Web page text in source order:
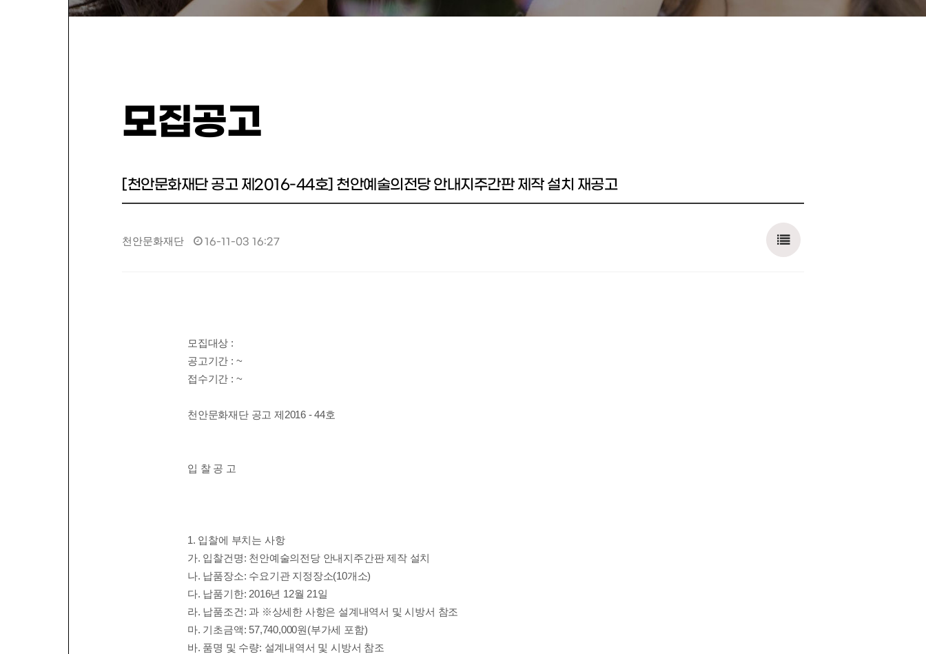
모집공고
[천안문화재단 공고 제2016-44호] 천안예술의전당 안내지주간판 제작 설치 재공고
천안문화재단 16-11-03 16:27
모집대상 :
공고기간 : ~
접수기간 : ~
천안문화재단 공고 제 2016 - 44호
입 찰 공 고
1. 입찰에 부치는 사항
가. 입찰건명: 천안예술의전당 안내지주간판 제작 설치
나. 납품장소: 수요기관 지정장소(10개소)
다. 납품기한: 2016년 12월 21 일
라. 납품조건 :과 ※상세한 사항은 설계내역서 및 시방서 참조
마. 기초금액: 57,740,000원 (부가세 포함)
바. 품명 및 수량: 설계내역서 및 시방서 참조